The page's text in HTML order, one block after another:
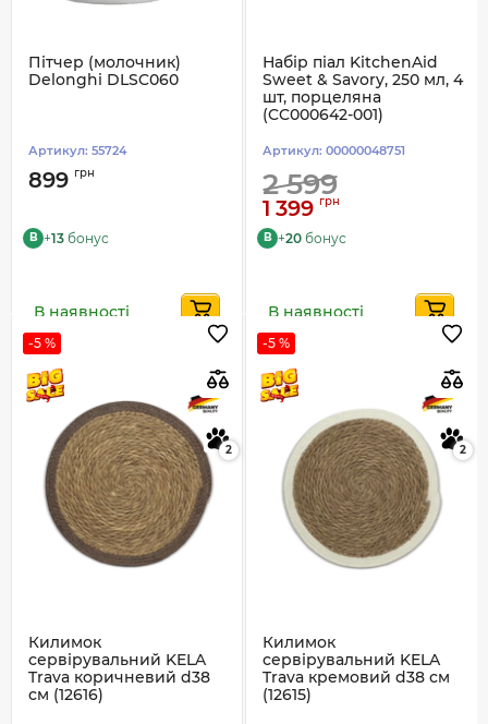
Пітчер (молочник)
Delonghi DLSC060
Артикул: 55724
899 грн
B +13 бонус
В наявності
Набір піал KitchenAid
Sweet & Savory, 250 мл, 4
шт, порцеляна
(CC000642-001)
Артикул: 00000048751
2 599
1 399 грн
B +20 бонус
В наявності
-5 %
2
Килимок
сервірувальний KELA
Trava коричневий d38
см (12616)
-5 %
2
Килимок
сервірувальний KELA
Trava кремовий d38 см
(12615)